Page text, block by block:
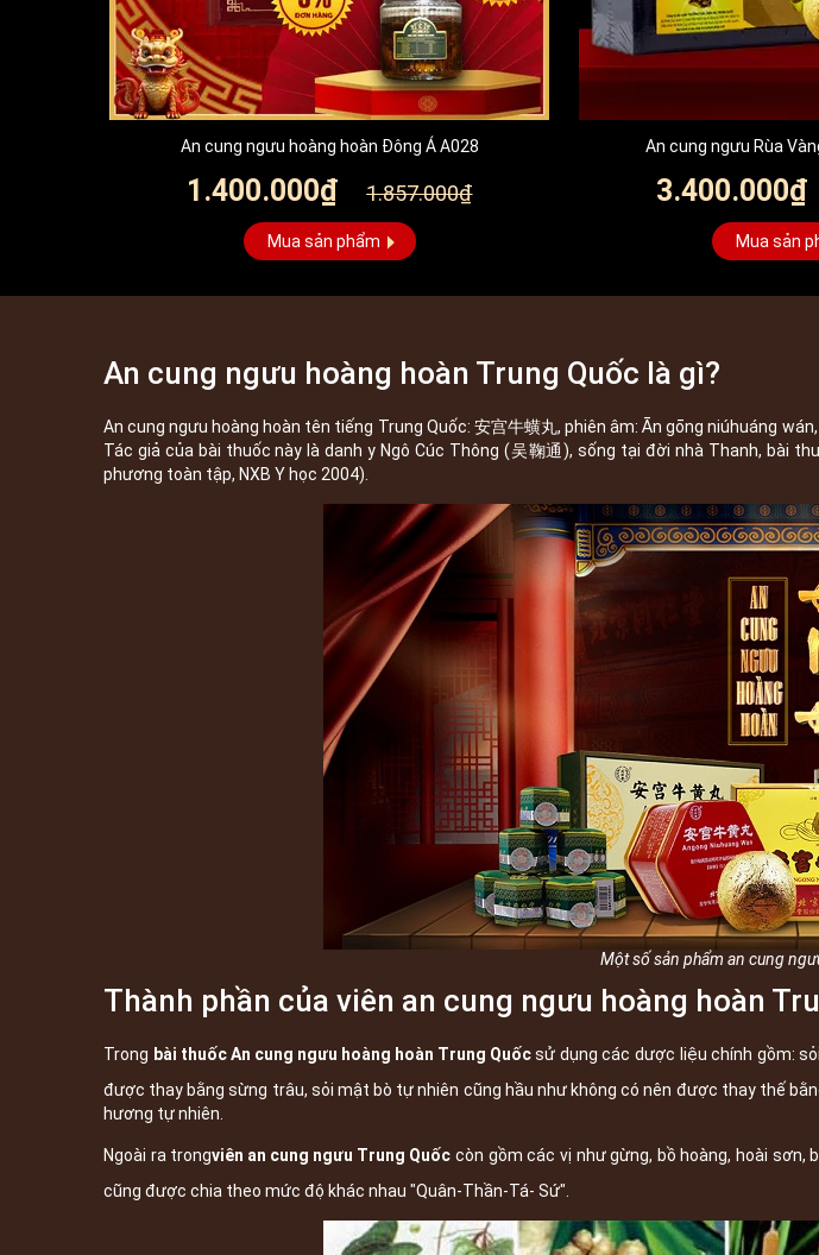
An cung ngưu hoàng hoàn Đông Á A028
1.400.000₫ 1.857.000₫
Mua sản phẩm
An cung ngưu Rùa
3.400.000₫
Mua sản
An cung ngưu hoàng hoàn Trung Quốc là gì?
An cung ngưu hoàng hoàn tên tiếng Trung Quốc: 安宫牛蟥丸, phiên âm: Ān gōng niúhuáng
Tác giả của bài thuốc này là danh y Ngô Cúc Thông (吴鞠通), sống tại đời nhà Thanh, bài
phương toàn tập, NXB Y học 2004).
Một số sản phẩm an cung
Thành phần của viên an cung ngưu hoàng hoàn
Trong bài thuốc An cung ngưu hoàng hoàn Trung Quốcsử dụng các dược liệu chính gồm:
được thay bằng sừng trâu, sỏi mật bò tự nhiên cũng hầu như không có nên được thay thế
hương tự nhiên.
Ngoài ra trongviên an cung ngưu Trung Quốc còn gồm các vị như gừng, bồ hoàng, hoài sơn,
cũng được chia theo mức độ khác nhau "Quân-Thần-Tá- Sứ".